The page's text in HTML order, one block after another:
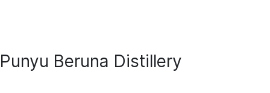
Punyu Beruna Distillery